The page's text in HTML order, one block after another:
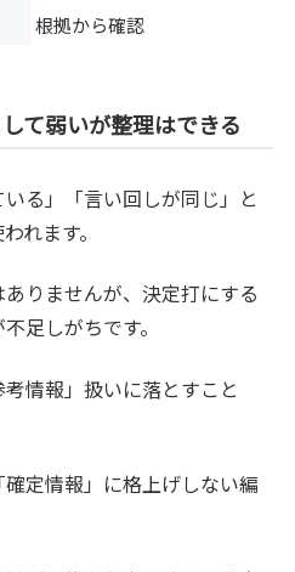
根拠から確認
て弱いが整理はできる
る」「言い回しが同じ」と
れます。
りませんが、決定打にする
足しがちです。
情報」扱いに落とすこと
定情報」に格上げしない編